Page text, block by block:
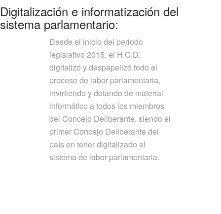
Digitalización e informatización del
sistema parlamentario:
Desde el inicio del periodo
legislativo 2015, el H.C.D.
digitalizó y despapelizó todo el
proceso de labor parlamentaria,
invirtiendo y dotando de material
informático a todos los miembros
del Concejo Deliberante, siendo el
primer Concejo Deliberante del
país en tener digitalizado el
sistema de labor parlamentaria.